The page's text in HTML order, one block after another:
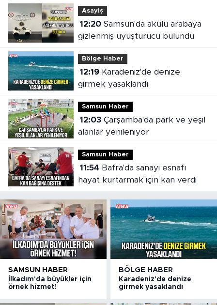
Asayiş
12:20Samsun'da akülü arabaya
gizlenmiş uyuşturucu bulundu
Bölge Haber
12:19Karadeniz'de denize
girmek yasaklandı
Samsun Haber
12:03Çarşamba'da park ve yeşil
alanlar yenileniyor
Samsun Haber
11:54
hayat kurtarmak için kan verdi
SAMSUN HABER
İlkadım'da büyükler için
örnek hizmet!
BÖLGE HABER
Karadeniz'de denize
girmek yasaklandı